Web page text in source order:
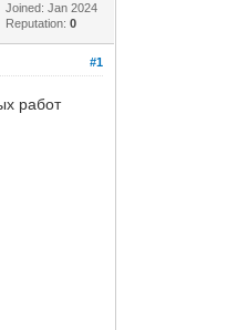
Joined: Jan 2024
Reputation:0
#1
работ